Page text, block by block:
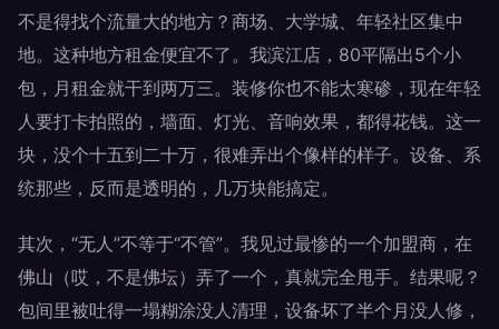
不是得找个流量大的地方？商场、大学城、年轻社区集中
地。这种地方租金便宜不了。我滨江店，80平隔出5个小
包，月租金就干到两万三。装修你也不能太寒碜，现在年轻
人要打卡拍照的，墙面、灯光、音响效果，都得花钱。这一
块，没个十五到二十万，很难弄出个像样的样子。设备、系
统那些，反而是透明的，几万块能搞定。
其次，“无人”不等于“不管”。我见过最惨的一个加盟商，在
佛山（哎，不是佛坛）弄了一个，真就完全甩手。结果呢？
包间里被吐得一塌糊涂没人清理，设备坏了半个月没人修，